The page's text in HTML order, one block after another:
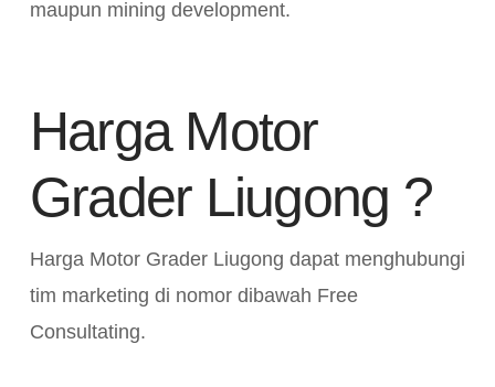
maupun mining development.
Harga Motor
Grader Liugong ?
Harga Motor Grader Liugong dapat menghubungi
tim marketing di nomor dibawah Free
Consultating.